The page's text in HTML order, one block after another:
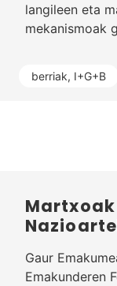
berriak, I+G+B
langileen eta
mekanismoak
Gaur
Emakunderen